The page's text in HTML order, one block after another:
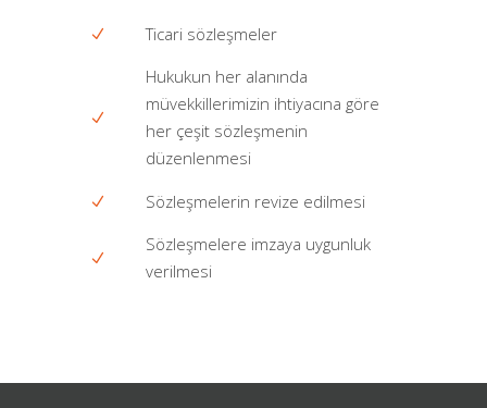
Ticari sözleşmeler
Hukukun her alanında
müvekkillerimizin ihtiyacına göre
her çeşit sözleşmenin
düzenlenmesi
Sözleşmelerin revize edilmesi
Sözleşmelere imzaya uygunluk
verilmesi